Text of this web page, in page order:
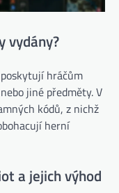
vydány?
hráčům
jiné předměty. V
kódů, z nichž
herní
a jejich výhod